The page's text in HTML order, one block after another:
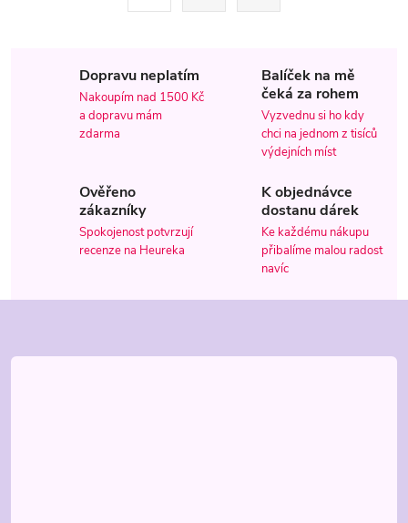
k
Dopravu neplatím
Nakoupím nad 1500 Kč
a dopravu mám
zdarma
Balíček na mě
čeká za rohem
Vyzvednu si ho kdy
chci na jednom z tisíců
výdejních míst
Ověřeno
zákazníky
Spokojenost potvrzují
recenze na Heureka
K objednávce
dostanu dárek
Ke každému nákupu
přibalíme malou radost
navíc
á